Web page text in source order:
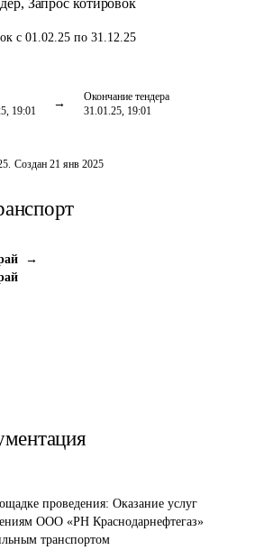
, Запрос котировок
с 01.02.25 по 31.12.25
19:01
Окончание тендера
31.01.25, 19:01
. Создан 21 янв 2025
→
проведения: Оказание услуг
ООО «РН Краснодарнефтегаз»
транспортом